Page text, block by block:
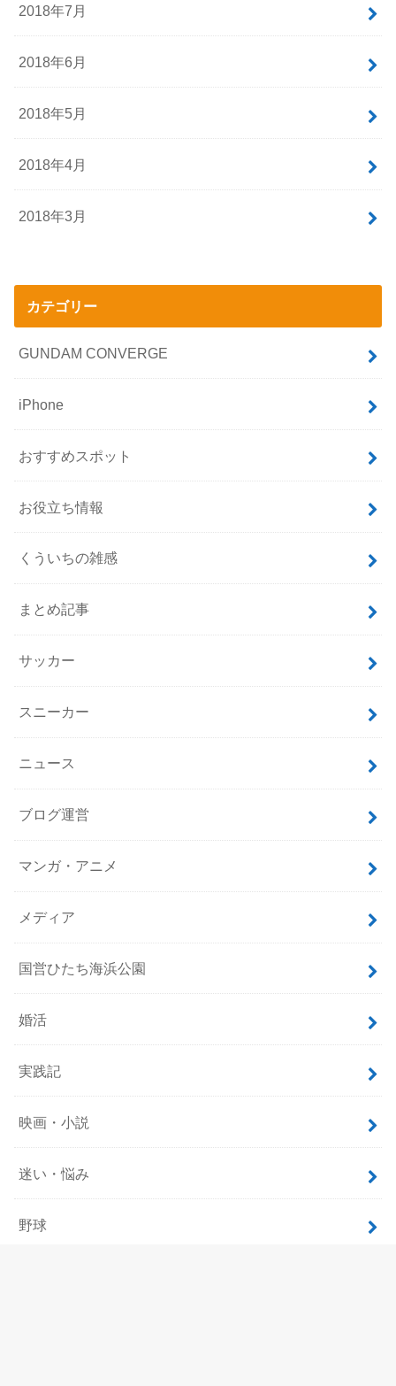
2018年7月
2018年6月
2018年5月
2018年4月
2018年3月
カテゴリー
GUNDAM CONVERGE
iPhone
おすすめスポット
お役立ち情報
くういちの雑感
まとめ記事
サッカー
スニーカー
ニュース
ブログ運営
マンガ・アニメ
メディア
国営ひたち海浜公園
婚活
実践記
映画・小説
迷い・悩み
野球